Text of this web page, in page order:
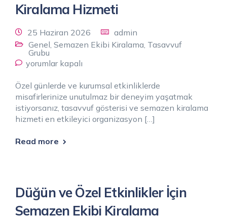
Kiralama Hizmeti
25 Haziran 2026
admin
Genel Semazen Ekibi Kiralama Tasavvuf
Grubu
yorumlar kapalı
Özel günlerde ve kurumsal etkinliklerde
misafirlerinize unutulmaz bir deneyim yaşatmak
istiyorsanız, tasavvuf gösterisi ve semazen kiralama
hizmeti en etkileyici organizasyon […]
Read more
Düğün ve Özel Etkinlikler İçin
Semazen Ekibi Kiralama